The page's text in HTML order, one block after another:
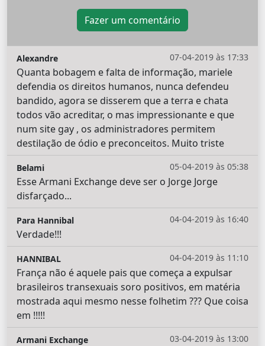
Fazer um comentário
07-04-2019 às 17:33
Alexandre
Quanta bobagem e falta de informação, mariele
defendia os direitos humanos, nunca defendeu
bandido, agora se disserem que a terra e chata
todos vão acreditar, o mas impressionante e que
num site gay , os administradores permitem
destilação de ódio e preconceitos. Muito triste
05-04-2019 às 05:38
Belami
Esse Armani Exchange deve ser o Jorge Jorge
disfarçado...
04-04-2019 às 16:40
Para Hannibal
Verdade!!!
04-04-2019 às 11:10
HANNIBAL
França não é aquele pais que começa a expulsar
brasileiros transexuais soro positivos, em matéria
mostrada aqui mesmo nesse folhetim ??? Que coisa
em !!!!!
03-04-2019 às 13:00
Armani Exchange